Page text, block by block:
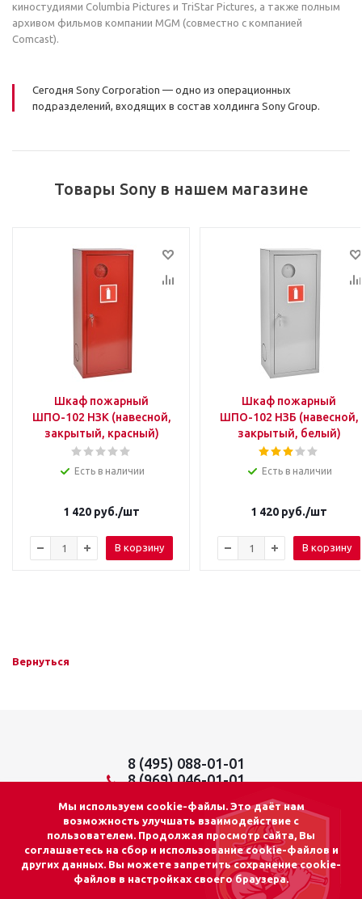
киностудиями Columbia Pictures и TriStar Pictures, а также полным
архивом фильмов компании MGM (совместно с компанией
Comcast).
Сегодня Sony Corporation — одно из операционных
подразделений, входящих в состав холдинга Sony Group.
Товары Sony в нашем магазине
Шкаф пожарный
ШПО-102 НЗК (навесной,
закрытый, красный)
Есть в наличии
1 420 руб./шт
В корзину
Шкаф пожарный
ШПО-102 НЗБ (навесной,
закрытый, белый)
Есть в наличии
1 420 руб./шт
В корзину
Вернуться
8 (495) 088-01-01
8 (969) 046-01-01
© 2026 «ЛИДЕР 01»
Мы используем cookie-файлы. Это даёт нам
возможность улучшать взаимодействие с
пользователем. Продолжая просмотр сайта, Вы
соглашаетесь на сбор и использование cookie-файлов и
других данных. Вы можете запретить сохранение cookie-
файлов в настройках своего браузера.